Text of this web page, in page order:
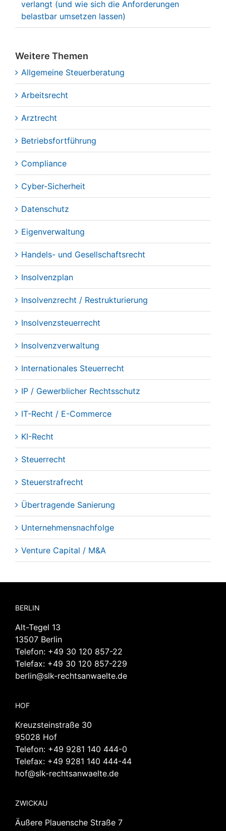
verlangt (und wie sich die Anforderungen
belastbar umsetzen lassen)
Weitere Themen
Allgemeine Steuerberatung
Arbeitsrecht
Arztrecht
Betriebsfortführung
Compliance
Cyber-Sicherheit
Datenschutz
Eigenverwaltung
Handels- und Gesellschaftsrecht
Insolvenzplan
Insolvenzrecht / Restrukturierung
Insolvenzsteuerrecht
Insolvenzverwaltung
Internationales Steuerrecht
IP / Gewerblicher Rechtsschutz
IT-Recht / E-Commerce
KI-Recht
Steuerrecht
Steuerstrafrecht
Übertragende Sanierung
Unternehmensnachfolge
Venture Capital / M&A
BERLIN
Alt-Tegel 13
13507 Berlin
Telefon: +49 30 120 857-22
Telefax: +49 30 120 857-229
berlin@slk-rechtsanwaelte.de
HOF
Kreuzsteinstraße 30
95028 Hof
Telefon: +49 9281 140 444-0
Telefax: +49 9281 140 444-44
hof@slk-rechtsanwaelte.de
ZWICKAU
Äußere Plauensche Straße 7